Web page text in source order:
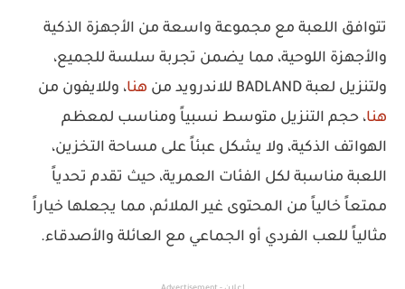
تتوافق اللعبة مع مجموعة واسعة من الأجهزة الذكية
والأجهزة اللوحية، مما يضمن تجربة سلسة للجميع،
ولتنزيل لعبة BADLAND للاندرويد من
هنا، وللايفون من
هنا، حجم التنزيل متوسط نسبياً ومناسب لمعظم
الهواتف الذكية، ولا يشكل عبئاً على مساحة التخزين،
اللعبة مناسبة لكل الفئات العمرية، حيث تقدم تحدياً
ممتعاً خالياً من المحتوى غير الملائم، مما يجعلها خياراً
مثالياً للعب الفردي أو الجماعي مع العائلة والأصدقاء.